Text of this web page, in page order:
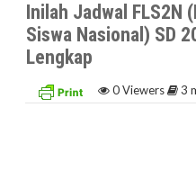
Inilah Jadwal FLS2N
Siswa Nasional) SD
Lengkap
0Viewers 3